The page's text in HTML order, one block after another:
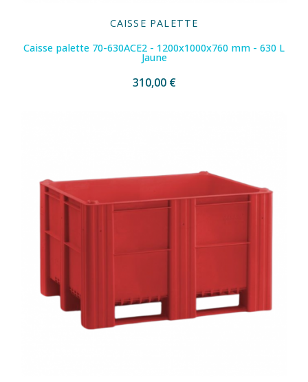
CAISSE PALETTE
Caisse palette 70-630ACE2 - 1200x1000x760 mm - 630 L
Jaune
310,00 €